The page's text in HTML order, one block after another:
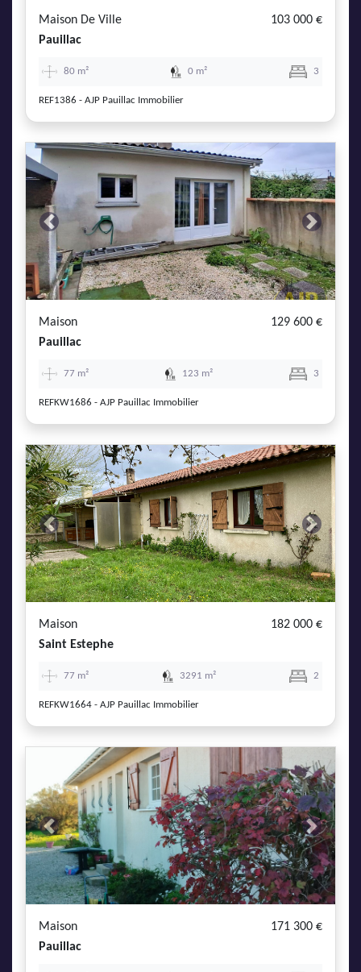
Maison De Ville
103 000 €
Pauillac
80 m² 0 m² 3
REF1386 - AJP Pauillac Immobilier
Previous Next
Maison
129 600 €
Pauillac
77 m² 123 m² 3
REFKW1686 - AJP Pauillac Immobilier
Previous Next
Maison
182 000 €
Saint Estephe
77 m² 3291 m² 2
REFKW1664 - AJP Pauillac Immobilier
Previous Next
Maison
171 300 €
Pauillac